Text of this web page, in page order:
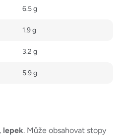
6.5 g
1.9 g
3.2 g
5.9 g
lepek. Může obsahovat stopy